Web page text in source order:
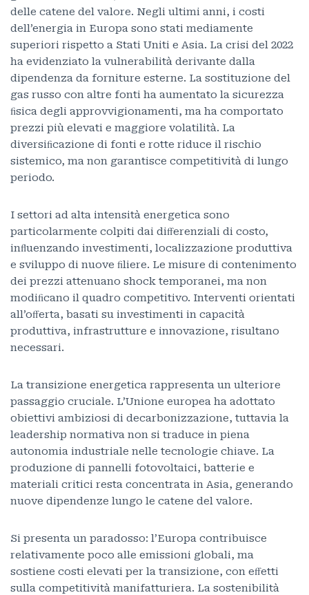
delle catene del valore. Negli ultimi anni, i costi
dell’energia in Europa sono stati mediamente
superiori rispetto a Stati Uniti e Asia. La crisi del 2022
ha evidenziato la vulnerabilità derivante dalla
dipendenza da forniture esterne. La sostituzione del
gas russo con altre fonti ha aumentato la sicurezza
ﬁsica degli approvvigionamenti, ma ha comportato
prezzi più elevati e maggiore volatilità. La
diversiﬁcazione di fonti e rotte riduce il rischio
sistemico, ma non garantisce competitività di lungo
periodo.
I settori ad alta intensità energetica sono
particolarmente colpiti dai diﬀerenziali di costo,
inﬂuenzando investimenti, localizzazione produttiva
e sviluppo di nuove ﬁliere. Le misure di contenimento
dei prezzi attenuano shock temporanei, ma non
modiﬁcano il quadro competitivo. Interventi orientati
all’oﬀerta, basati su investimenti in capacità
produttiva, infrastrutture e innovazione, risultano
necessari.
La transizione energetica rappresenta un ulteriore
passaggio cruciale. L’Unione europea ha adottato
obiettivi ambiziosi di decarbonizzazione, tuttavia la
leadership normativa non si traduce in piena
autonomia industriale nelle tecnologie chiave. La
produzione di pannelli fotovoltaici, batterie e
materiali critici resta concentrata in Asia, generando
nuove dipendenze lungo le catene del valore.
Si presenta un paradosso: l’Europa contribuisce
relativamente poco alle emissioni globali, ma
sostiene costi elevati per la transizione, con eﬀetti
sulla competitività manifatturiera. La sostenibilità